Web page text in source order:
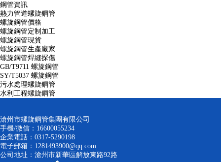
鋼管資訊
熱力管道螺旋鋼管
螺旋鋼管價格
螺旋鋼管定制加工
螺旋鋼管現貨
螺旋鋼管生產廠家
螺旋鋼管焊縫探傷
GB/T9711 螺旋鋼管
SY/T5037 螺旋鋼管
污水處理螺旋鋼管
水利工程螺旋鋼管
滄州市螺旋鋼管集團有限公司
手機/微信：16600055234
企業電話：0317-5290198
電子郵箱：1281493900@qq.com
公司地址：滄州市新華區解放東路92路